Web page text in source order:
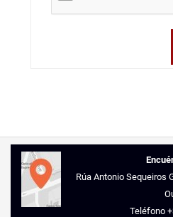
Rúa Antonio Sequeiros
Teléfono